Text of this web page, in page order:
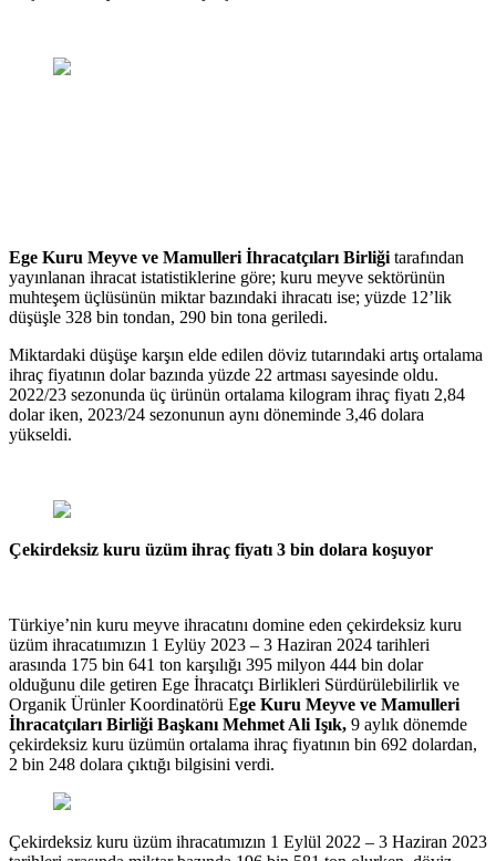
Ege Kuru Meyve ve Mamulleri İhracatçıları Birliği tarafından
yayınlanan ihracat istatistiklerine göre; kuru meyve sektörünün
muhteşem üçlüsünün miktar bazındaki ihracatı ise; yüzde 12’lik
düşüşle 328 bin tondan, 290 bin tona geriledi.
Miktardaki düşüşe karşın elde edilen döviz tutarındaki artış ortalama
ihraç fiyatının dolar bazında yüzde 22 artması sayesinde oldu.
2022/23 sezonunda üç ürünün ortalama kilogram ihraç fiyatı 2,84
dolar iken, 2023/24 sezonunun aynı döneminde 3,46 dolara
yükseldi.
Çekirdeksiz kuru üzüm ihraç fiyatı 3 bin dolara koşuyor
Türkiye’nin kuru meyve ihracatını domine eden çekirdeksiz kuru
üzüm ihracatıımızın 1 Eylüy 2023 – 3 Haziran 2024 tarihleri
arasında 175 bin 641 ton karşılığı 395 milyon 444 bin dolar
olduğunu dile getiren Ege İhracatçı Birlikleri Sürdürülebilirlik ve
Organik Ürünler Koordinatörü Ege Kuru Meyve ve Mamulleri
İhracatçıları Birliği Başkanı Mehmet Ali Işık, 9 aylık dönemde
çekirdeksiz kuru üzümün ortalama ihraç fiyatının bin 692 dolardan,
2 bin 248 dolara çıktığı bilgisini verdi.
Çekirdeksiz kuru üzüm ihracatımızın 1 Eylül 2022 – 3 Haziran 2023